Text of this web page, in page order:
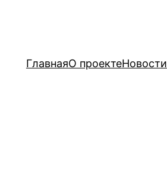
ГлавнаяО проектеНовости